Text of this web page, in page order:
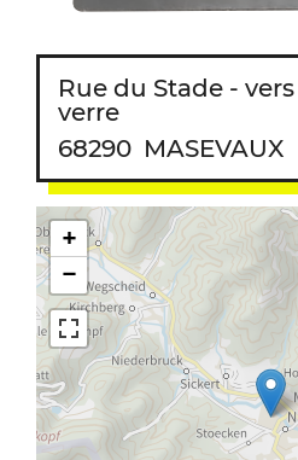
Rue du Stade -
verre
68290 MASEVAUX
+
−